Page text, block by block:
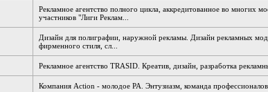
Рекламное агентство полного цикла, аккредитованное во многих
участников "Лиги Реклам...
Дизайн для полиграфии, наружной рекламы. Дизайн рекламных
фирменного стиля, сл...
Рекламное агентство TRASID. Креатив, дизайн, разработка
Компания Action - молодое РА. Энтузиазм, команда